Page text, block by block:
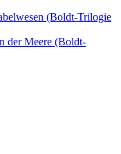
(Boldt-Trilogie
der Meere (Boldt-